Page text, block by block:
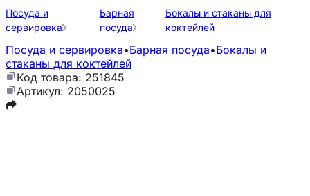
Посуда и
сервировка
Барная
посуда
Бокалы и стаканы для
коктейлей
Посуда и сервировка•Барная посуда•Бокалы и
стаканы для коктейлей
Код товара: 251845
Артикул: 2050025